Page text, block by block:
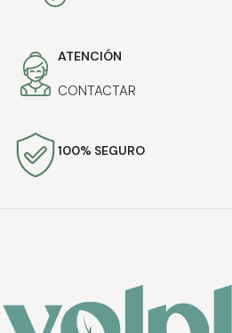
ATENCIÓN
CONTACTAR
100% SEGURO